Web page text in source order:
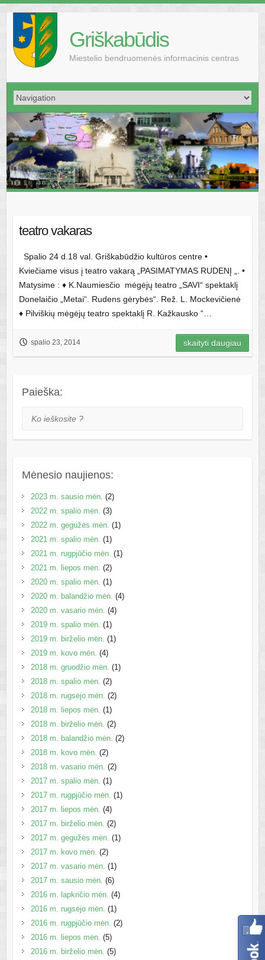
Griškabūdis
Miestelio bendruomenės informacinis centras
teatro vakaras
Spalio 24 d.18 val. Griškabūdžio kultūros centre •
Kviečiame visus į teatro vakarą „PASIMATYMAS RUDENĮ „. •
Matysime : ♦ K.Naumiesčio mėgėjų teatro „SAVI“ spektaklį
Donelaičio „Metai“. Rudens gėrybės“. Rež. L. Mockevičienė
♦ Pilviškių mėgėjų teatro spektaklį R. Kažkausko “…
spalio 23, 2014 skaityti daugiau
Paieška:
Ko ieškosite ?
Mėnesio naujienos:
2023 m. sausio mėn. (2)
2022 m. spalio mėn. (3)
2022 m. gegužės mėn. (1)
2021 m. spalio mėn. (1)
2021 m. rugpjūčio mėn. (1)
2021 m. liepos mėn. (2)
2020 m. spalio mėn. (1)
2020 m. balandžio mėn. (4)
2020 m. vasario mėn. (4)
2019 m. spalio mėn. (1)
2019 m. birželio mėn. (1)
2019 m. kovo mėn. (4)
2018 m. gruodžio mėn. (1)
2018 m. spalio mėn. (2)
2018 m. rugsėjo mėn. (2)
2018 m. liepos mėn. (1)
2018 m. birželio mėn. (2)
2018 m. balandžio mėn. (2)
2018 m. kovo mėn. (2)
2018 m. vasario mėn. (2)
2017 m. spalio mėn. (1)
2017 m. rugpjūčio mėn. (1)
2017 m. liepos mėn. (4)
2017 m. birželio mėn. (2)
2017 m. gegužės mėn. (1)
2017 m. kovo mėn. (2)
2017 m. vasario mėn. (1)
2017 m. sausio mėn. (6)
2016 m. lapkričio mėn. (4)
2016 m. rugsėjo mėn. (1)
2016 m. rugpjūčio mėn. (2)
2016 m. liepos mėn. (5)
2016 m. birželio mėn. (5)